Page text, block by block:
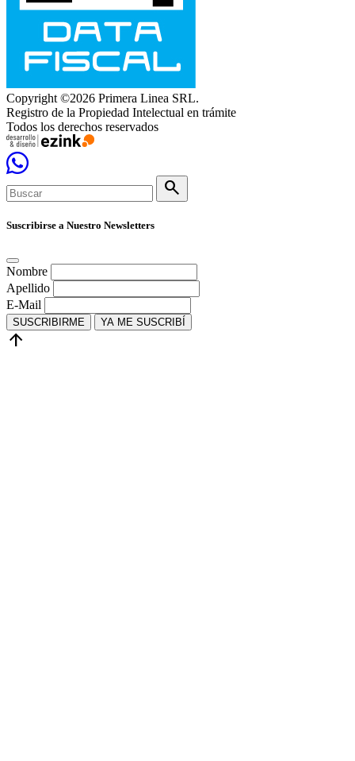
Copyright ©2026 Primera Linea SRL.
Registro de la Propiedad Intelectual en trámite
Todos los derechos reservados
search
Suscribirse a Nuestro Newsletters
Nombre
Apellido
E-Mail
SUSCRIBIRME YA ME SUSCRIBÍ
arrow_upward